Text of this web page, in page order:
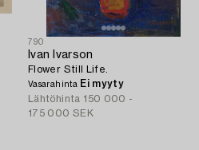
790
Ivan Ivarson
Flower Still Life.
Vasarahinta Ei myyty
Lähtöhinta 150 000 -
175 000 SEK